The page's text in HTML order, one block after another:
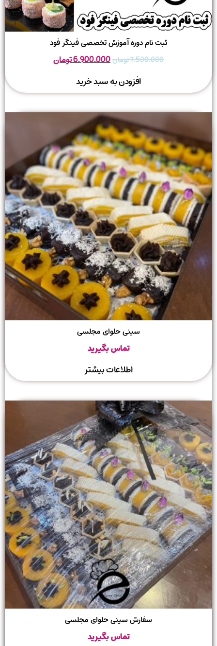
ثبت نام دوره آموزش تخصصی فینگر فود
7.500.000تومان6.900.000تومان
افزودن به سبد خرید
سینی حلوای مجلسی
تماس بگیرید
اطلاعات بیشتر
سفارش سینی حلوای مجلسی
تماس بگیرید